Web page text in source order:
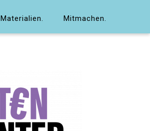
Materialien. Mitmachen.